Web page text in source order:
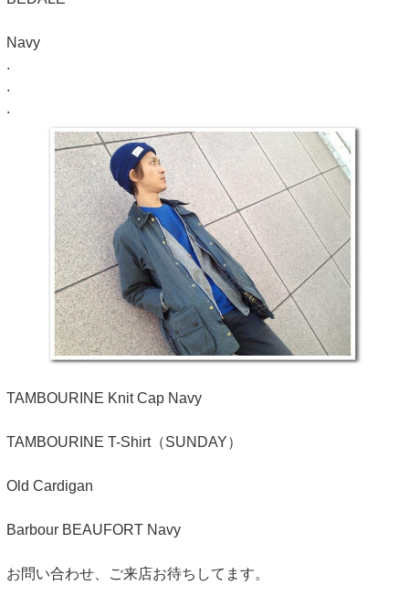
Navy
.
.
.
TAMBOURINE Knit Cap Navy
TAMBOURINE T-Shirt（SUNDAY）
Old Cardigan
Barbour BEAUFORT Navy
お問い合わせ、ご来店お待ちしてます。